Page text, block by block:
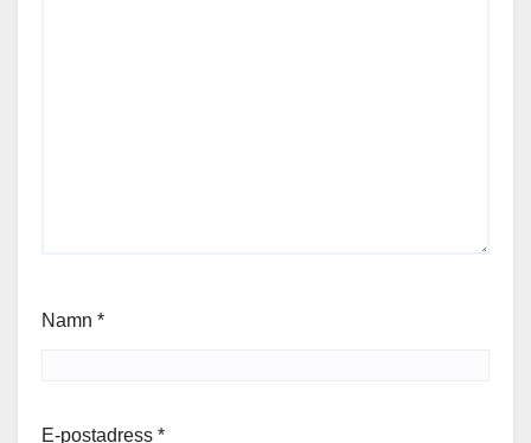
Namn *
E-postadress *